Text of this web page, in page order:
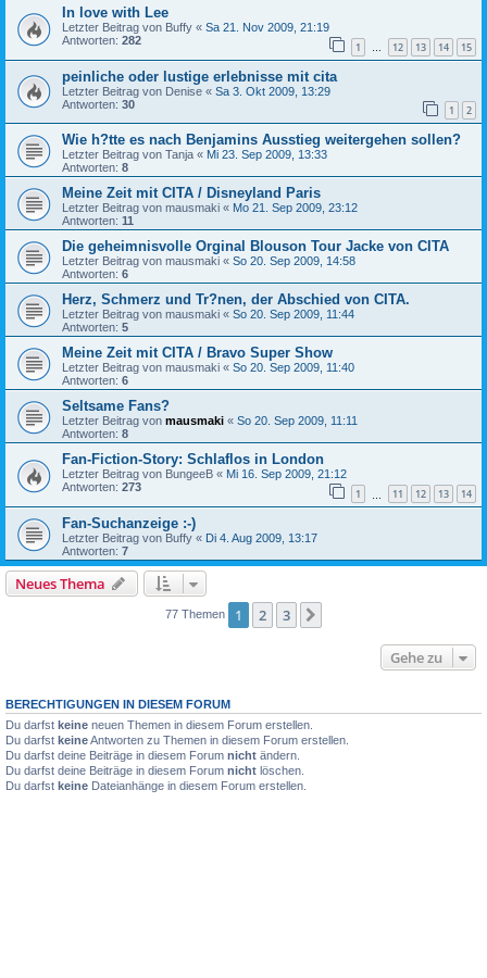
In love with Lee
Letzter Beitrag von Buffy « Sa 21. Nov 2009, 21:19
Antworten: 282 1 … 12 13 14 15
peinliche oder lustige erlebnisse mit cita
Letzter Beitrag von Denise « Sa 3. Okt 2009, 13:29
Antworten: 30 1 2
Wie h?tte es nach Benjamins Ausstieg weitergehen sollen?
Letzter Beitrag von Tanja « Mi 23. Sep 2009, 13:33
Antworten: 8
Meine Zeit mit CITA / Disneyland Paris
Letzter Beitrag von mausmaki « Mo 21. Sep 2009, 23:12
Antworten: 11
Die geheimnisvolle Orginal Blouson Tour Jacke von CITA
Letzter Beitrag von mausmaki « So 20. Sep 2009, 14:58
Antworten: 6
Herz, Schmerz und Tr?nen, der Abschied von CITA.
Letzter Beitrag von mausmaki « So 20. Sep 2009, 11:44
Antworten: 5
Meine Zeit mit CITA / Bravo Super Show
Letzter Beitrag von mausmaki « So 20. Sep 2009, 11:40
Antworten: 6
Seltsame Fans?
Letzter Beitrag von mausmaki « So 20. Sep 2009, 11:11
Antworten: 8
Fan-Fiction-Story: Schlaflos in London
Letzter Beitrag von BungeeB « Mi 16. Sep 2009, 21:12
Antworten: 273 1 11 12 13 14
Fan-Suchanzeige :-)
Letzter Beitrag von Buffy « Di 4. Aug 2009, 13:17
Antworten: 7
Neues Thema
77 Themen 1 2 3
Gehe zu
BERECHTIGUNGEN IN DIESEM FORUM
Du darfst keine neuen Themen in diesem Forum erstellen.
Du darfst keineAntworten zu Themen in diesem Forum erstellen.
Du darfst deine Beiträge in diesem Forum nicht ändern.
Du darfst deine Beiträge in diesem Forum nicht löschen.
Du darfst keine Dateianhänge in diesem Forum erstellen.